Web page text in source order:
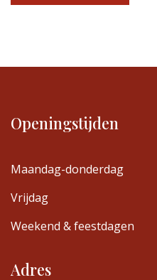
Openingstijden
Maandag-donderdag
Vrijdag
Weekend & feestdagen
Adres